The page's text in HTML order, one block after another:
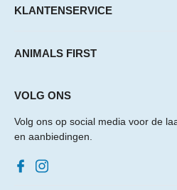
KLANTENSERVICE
ANIMALS FIRST
VOLG ONS
Volg ons op social media voor de
en aanbiedingen.